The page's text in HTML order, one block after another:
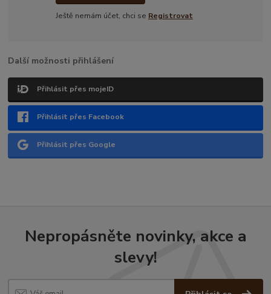
Ještě nemám účet, chci se Registrovat
Další možnosti přihlášení
Přihlásit přes mojeID
Přihlásit přes Facebook
Přihlásit přes Google
Nepropásněte novinky, akce a
slevy!